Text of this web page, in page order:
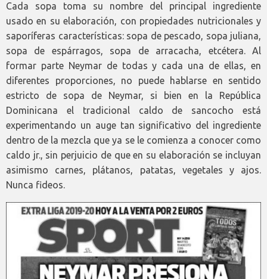
Cada sopa toma su nombre del principal ingrediente
usado en su elaboración, con propiedades nutricionales y
saporíferas características: sopa de pescado, sopa juliana,
sopa de espárragos, sopa de arracacha, etcétera. Al
formar parte Neymar de todas y cada una de ellas, en
diferentes proporciones, no puede hablarse en sentido
estricto de sopa de Neymar, si bien en la República
Dominicana el tradicional caldo de sancocho está
experimentando un auge tan significativo del ingrediente
dentro de la mezcla que ya se le comienza a conocer como
caldo jr., sin perjuicio de que en su elaboración se incluyan
asimismo carnes, plátanos, patatas, vegetales y ajos.
Nunca fideos.